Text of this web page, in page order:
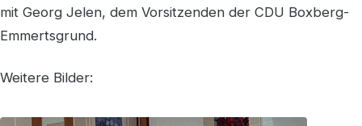
mit Georg Jelen, dem Vorsitzenden der CDU Boxberg-
Emmertsgrund.
Weitere Bilder: